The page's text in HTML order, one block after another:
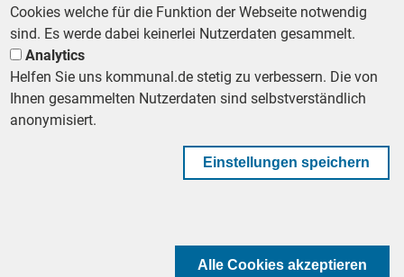
Footer First Navigation
MESSE KOMMUNAL LESERSERVICE AGB DATENSCHUTZ
IMPRESSUM
KOMMUNALBESCHAFFUNG
Footer Second Navigation
Cookies welche für die Funktion der Webseite notwendig
sind. Es werde dabei keinerlei Nutzerdaten gesammelt.
Analytics
Helfen Sie uns kommunal.de stetig zu verbessern. Die von
Ihnen gesammelten Nutzerdaten sind selbstverständlich
anonymisiert.
Einstellungen speichern
Alle Cookies akzeptieren